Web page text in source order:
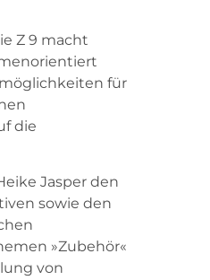
Z 9 macht
für
die
Jasper den
sowie den
»Zubehör«
von